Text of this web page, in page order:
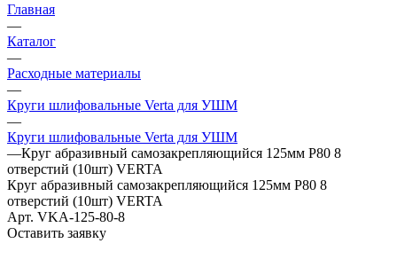
Главная
—
Каталог
—
Расходные материалы
—
Круги шлифовальные Verta для УШМ
—
Круги шлифовальные Verta для УШМ
—Круг абразивный самозакрепляющийся 125мм Р80 8
отверстий (10шт) VERTA
Круг абразивный самозакрепляющийся 125мм Р80 8
отверстий (10шт) VERTA
Арт. VKA-125-80-8
Оставить заявку